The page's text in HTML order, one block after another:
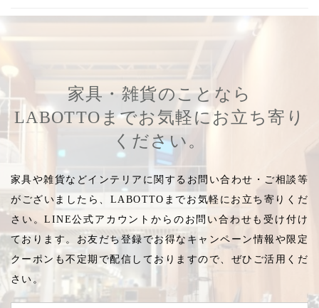
家具・雑貨のことなら
LABOTTOまでお気軽にお立ち寄り
ください。
家具や雑貨などインテリアに関するお問い合わせ・ご相談等
がございましたら、LABOTTOまでお気軽にお立ち寄りくだ
さい。LINE公式アカウントからのお問い合わせも受け付け
ております。お友だち登録でお得なキャンペーン情報や限定
クーポンも不定期で配信しておりますので、ぜひご活用くだ
さい。